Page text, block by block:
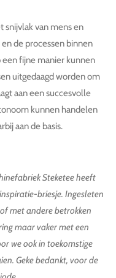
van mens en
de processen binnen
een fijne manier kunnen
uitgedaagd worden om
aan een succesvolle
kunnen handelen
aan de basis.
Steketee heeft
briesje. Ingesleten
met andere betrokken
maar vaker met een
we ook in toekomstige
Geke bedankt, voor de